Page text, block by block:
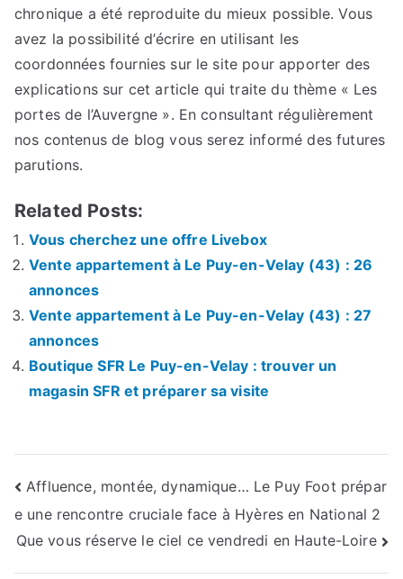
chronique a été reproduite du mieux possible. Vous
avez la possibilité d’écrire en utilisant les
coordonnées fournies sur le site pour apporter des
explications sur cet article qui traite du thème « Les
portes de l’Auvergne ». En consultant régulièrement
nos contenus de blog vous serez informé des futures
parutions.
Related Posts:
Vous cherchez une offre Livebox
Vente appartement à Le Puy-en-Velay (43) : 26
annonces
Vente appartement à Le Puy-en-Velay (43) : 27
annonces
Boutique SFR Le Puy-en-Velay : trouver un
magasin SFR et préparer sa visite
Navigation
de
l’article
Affluence, montée, dynamique… Le Puy Foot prépar
e une rencontre cruciale face à Hyères en National 2
Que vous réserve le ciel ce vendredi en Haute-Loire